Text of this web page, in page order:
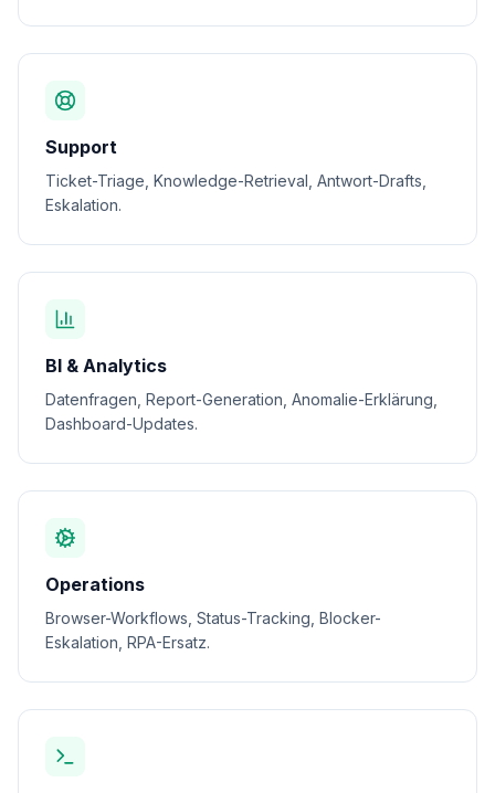
Support
Ticket-Triage, Knowledge-Retrieval, Antwort-Drafts,
Eskalation.
BI & Analytics
Datenfragen, Report-Generation, Anomalie-Erklärung,
Dashboard-Updates.
Operations
Browser-Workflows, Status-Tracking, Blocker-
Eskalation, RPA-Ersatz.